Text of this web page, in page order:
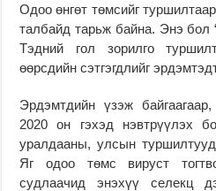
Одоо өнгөт төмсийг
талбайд тарьж байна. Энэ бол
Тэдний гол зорилго
өөрсдийн сэтгэгдлийг
Эрдэмтдийн үзэж
2020 он гэхэд нэвтрүүлэх
уралдааны, улсын
Яг одоо төмс вируст
судлаачид энэхүү селекц